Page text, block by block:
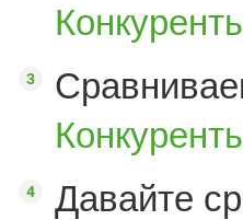
Давайте